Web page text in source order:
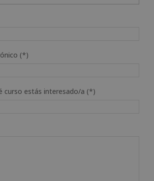
(*)
curso estás interesado/a (*)